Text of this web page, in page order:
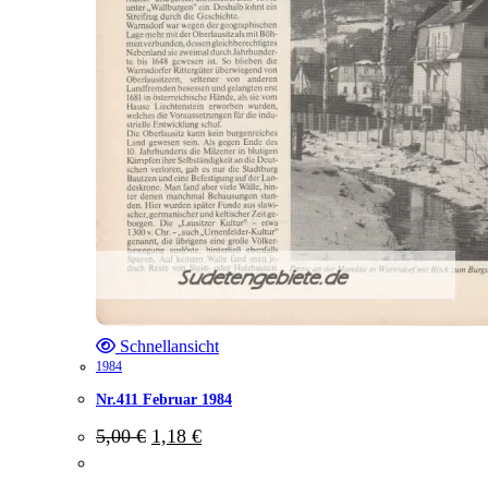
Schnellansicht
1984
Nr.411 Februar 1984
5,00€ Ursprünglicher
Preis
1,18 €Aktueller
Preis